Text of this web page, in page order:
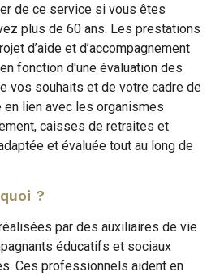
de ce service si vous êtes
plus de 60 ans. Les prestations
d’aide et d’accompagnement
fonction d'une évaluation des
vos souhaits et de votre cadre de
lien avec les organismes
caisses de retraites et
et évaluée tout au long de
?
par des auxiliaires de vie
éducatifs et sociaux
Ces professionnels aident en